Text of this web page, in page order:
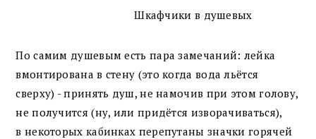
Шкафчики в душевых
По самим душевым есть пара замечаний: лейка
вмонтирована в стену (это когда вода льётся
сверху) - принять душ, не намочив при этом голову,
не получится (ну, или придётся изворачиваться),
в некоторых кабинках перепутаны значки горячей